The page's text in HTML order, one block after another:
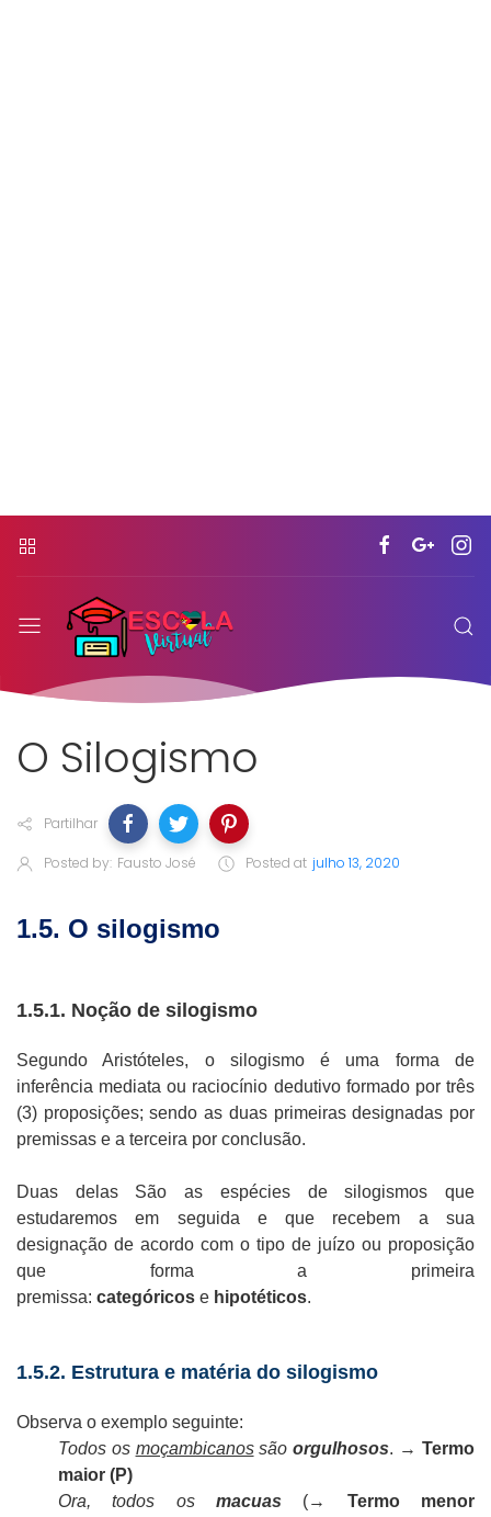
O Silogismo
Partilhar
Posted by: Fausto José Posted at julho 13, 2020
1.5. O silogismo
1.5.1. Noção de silogismo
Segundo Aristóteles, o silogismo é uma forma de
inferência mediata ou raciocínio dedutivo formado por três
(3) proposições; sendo as duas primeiras designadas por
premissas e a terceira por conclusão.
Duas delas São as espécies de silogismos que
estudaremos em seguida e que recebem a sua
designação de acordo com o tipo de juízo ou proposição
que forma a primeira
premissa: categóricos e hipotéticos.
1.5.2. Estrutura e matéria do silogismo
Observa o exemplo seguinte:
Todos os moçambicanossãoorgulhosos. →Termo
maior (P)
Ora, todos os macuas (→ Termo menor